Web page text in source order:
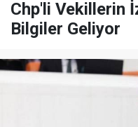
Chp'li Vekillerin
Bilgiler Geliyor